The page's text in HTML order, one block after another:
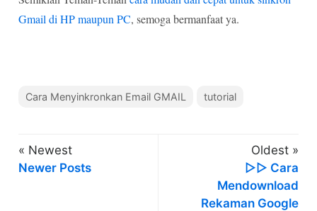
Gmail di HP maupun PC, semoga bermanfaat ya.
Cara Menyinkronkan Email GMAIL tutorial
« Newest
Newer Posts
Oldest »
▷▷ Cara
Mendownload
Rekaman Google